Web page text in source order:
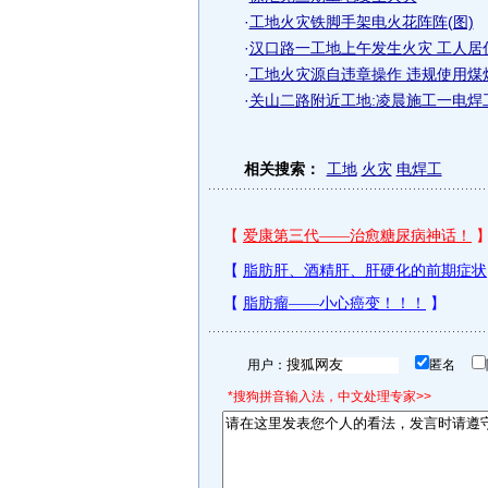
·工地火灾铁脚手架电火花阵阵(图)
·汉口路一工地上午发生火灾 工人
·工地火灾源自违章操作 违规使用煤
·关山二路附近工地:凌晨施工一电焊
相关搜索： 工地 火灾 电焊工
用户： 匿名
*搜狗拼音输入法，中文处理专家>>